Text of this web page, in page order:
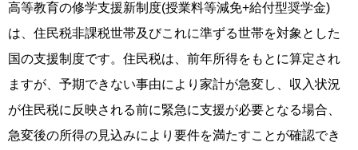
高等教育の修学支援新制度(授業料等減免+給付型奨学金)
は、住民税非課税世帯及びこれに準ずる世帯を対象とした
国の支援制度です。住民税は、前年所得をもとに算定され
ますが、予期できない事由により家計が急変し、収入状況
が住民税に反映される前に緊急に支援が必要となる場合、
急変後の所得の見込みにより要件を満たすことが確認でき